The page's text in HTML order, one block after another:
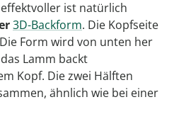
ist natürlich
3D-Backform. Die Kopfseite
Form wird von unten her
Lamm backt
Kopf. Die zwei Hälften
ähnlich wie bei einer